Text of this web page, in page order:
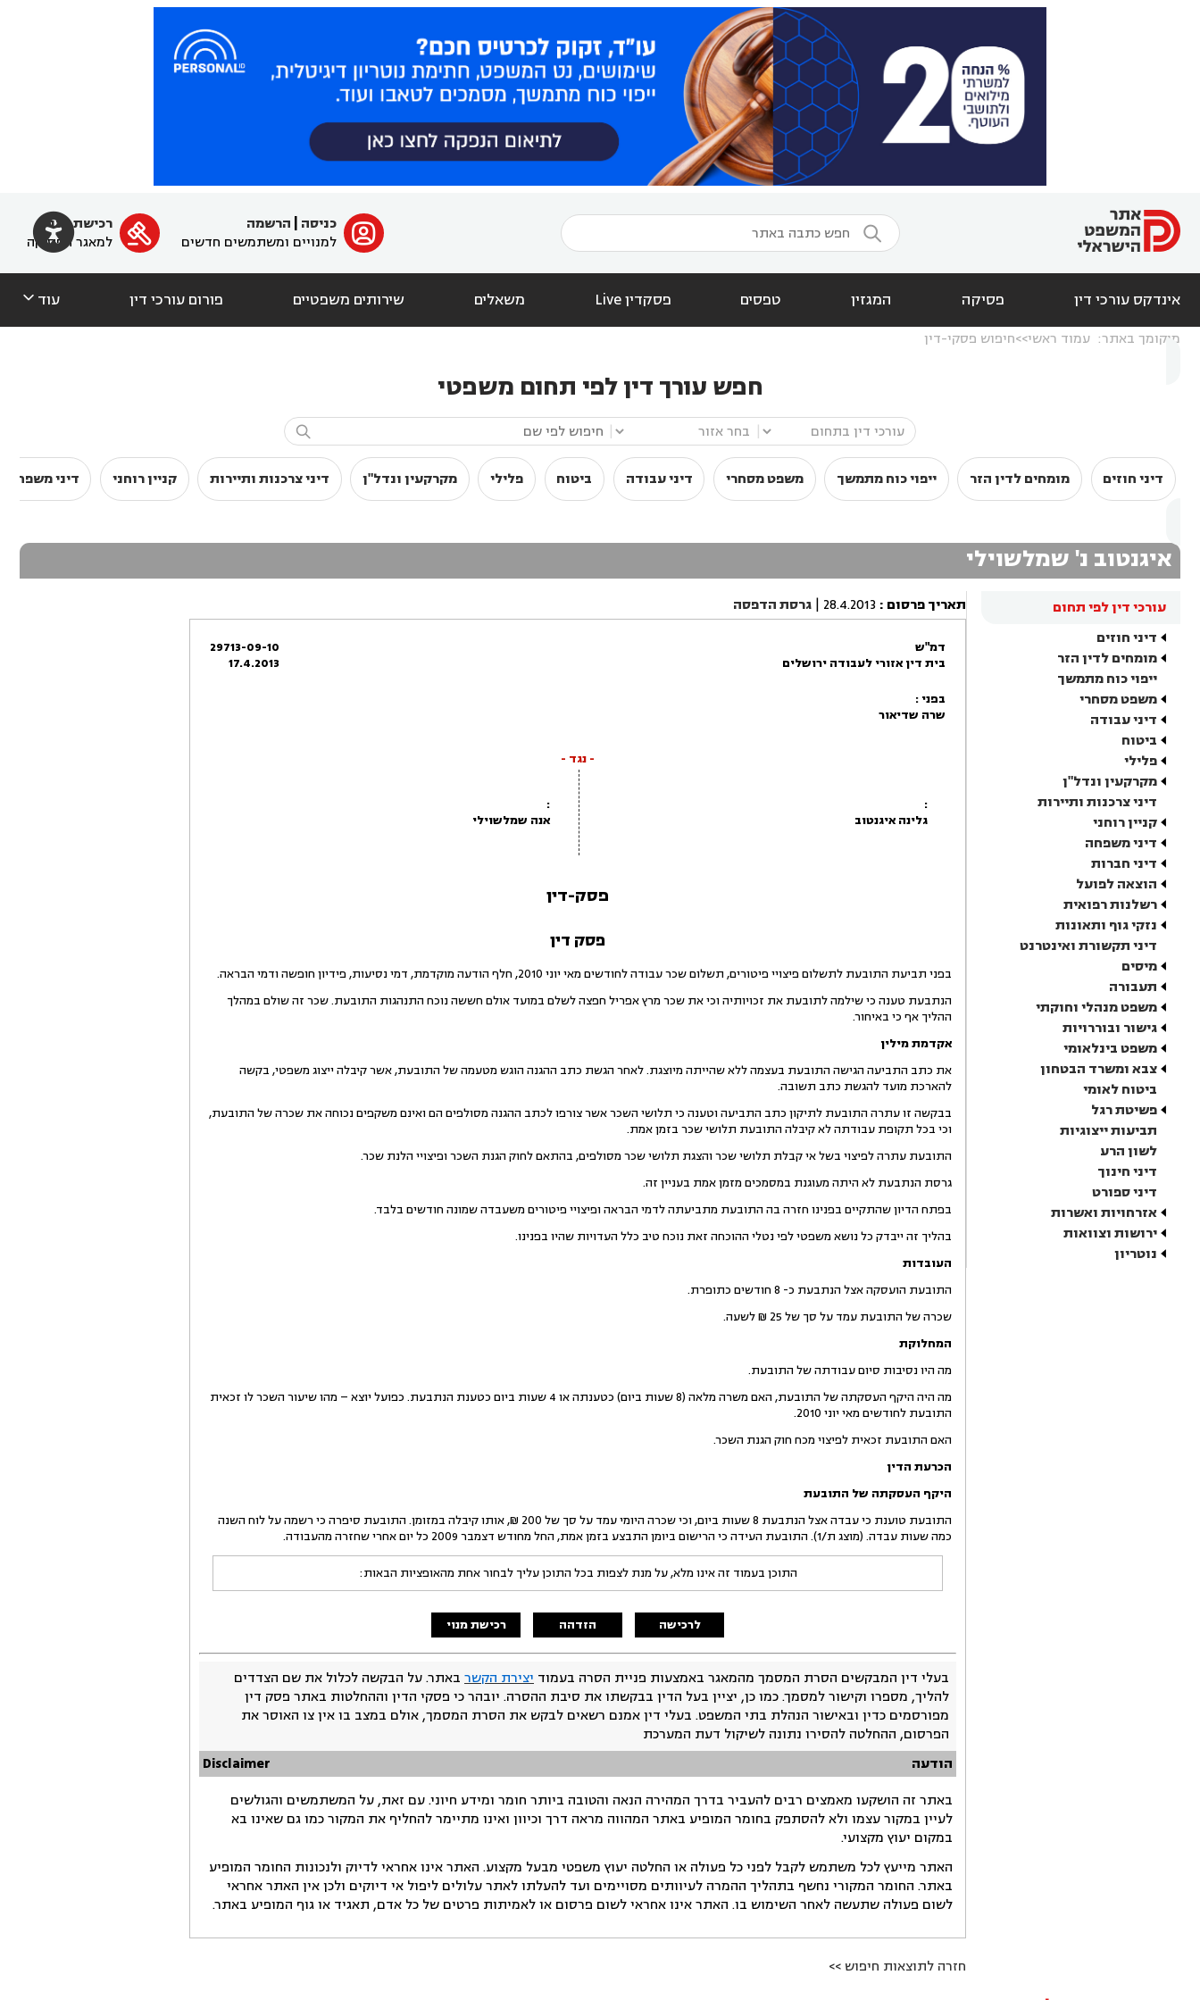
  ﱐ כניסה
הרשמה
למנויים ומשתמשים חדשים

רכישת מנוי
למאגר הפסיקה
אינדקס עורכי דין פסיקה המגזין טפסים פסקדין Live משאלים שירותים משפטיים פורום עורכי דין עוד 
מיקומך באתר: עמוד ראשי חיפוש פסקי-דין
חפש עורך דין לפי תחום משפטי

דיני חוזים מומחים לדין הזר ייפוי כוח מתמשך משפט מסחרי דיני עבודה ביטוח פלילי מקרקעין ונדל"ן דיני צרכנות ותיירות קניין רוחני דיני משפחה
איגנטוב נ' שמלשוילי
עורכי דין לפי תחום
דיני חוזים
מומחים לדין הזר
ייפוי כוח מתמשך
משפט מסחרי
דיני עבודה
ביטוח
פלילי
מקרקעין ונדל"ן
דיני צרכנות ותיירות
קניין רוחני
דיני משפחה
דיני חברות
הוצאה לפועל
רשלנות רפואית
נזקי גוף ותאונות
דיני תקשורת ואינטרנט
מיסים
תעבורה
משפט מנהלי וחוקתי
גישור ובוררויות
משפט בינלאומי
צבא ומשרד הבטחון
ביטוח לאומי
פשיטת רגל
תביעות ייצוגיות
לשון הרע
דיני חינוך
דיני ספורט
אזרחויות ואשרות
ירושות וצוואות
נוטריון
תאריך פרסום :
28.4.2013
| גרסת הדפסה
דמ"ש
בית דין אזורי לעבודה ירושלים
29713-09-10
17.4.2013
בפני :
שרה שדיאור
- נגד -
:
גלינה איגנטוב
:
אנה שמלשוילי
פסק-דין
פסק דין
בפני תביעת התובעת לתשלום פיצויי פיטורים, תשלום שכר עבודה לחודשים מאי יוני 2010, חלף הודעה מוקדמת, דמי נסיעות, פידיון חופשה ודמי הבראה.
הנתבעת טענה כי שילמה לתובעת את זכויותיה וכי את שכר מרץ אפריל חפצה לשלם במועד אולם חששה נוכח התנהגות התובעת. שכר זה שולם במהלך
ההליך אף כי באיחור.
אקדמת מילין
את כתב התביעה הגישה התובעת בעצמה ללא שהייתה מיוצגת. לאחר הגשת כתב ההגנה הוגש מטעמה של התובעת, אשר קיבלה ייצוג משפטי, בקשה
להארכת מועד להגשת כתב תשובה.
בבקשה זו עתרה התובעת לתיקון כתב התביעה וטענה כי תלושי השכר אשר צורפו לכתב ההגנה מסולפים הם ואינם משקפים נכוחה את שכרה של התובעת,
וכי בכל תקופת עבודתה לא קיבלה התובעת תלושי שכר בזמן אמת.
התובעת עתרה לפיצוי בשל אי קבלת תלושי שכר והצגת תלושי שכר מסולפים, בהתאם לחוק הגנת השכר ופיצויי הלנת שכר.
גרסת הנתבעת לא היתה מעוגנת במסמכים מזמן אמת בעניין זה.
בפתח הדיון שהתקיים בפנינו חזרה בה התובעת מתביעתה לדמי הבראה ופיצויי פיטורים משעבדה שמונה חודשים בלבד.
בהליך זה ייבדק כל נושא משפטי לפי נטלי ההוכחה זאת נוכח טיב כלל העדויות שהיו בפנינו.
העובדות
התובעת הועסקה אצל הנתבעת כ- 8 חודשים כתופרת.
שכרה של התובעת עמד על סך של 25 ₪ לשעה.
המחלוקת
מה היו נסיבות סיום עבודתה של התובעת.
מה היה היקף העסקתה של התובעת, האם משרה מלאה (8 שעות ביום) כטענתה או 4 שעות ביום כטענת הנתבעת. כפועל יוצא – מהו שיעור השכר לו זכאית
התובעת לחודשים מאי יוני 2010.
האם התובעת זכאית לפיצוי מכח חוק הגנת השכר.
הכרעת הדין
היקף העסקתה של התובעת
התובעת טוענת כי עבדה אצל הנתבעת 8 שעות ביום, וכי שכרה היומי עמד על סך של 200 ₪, אותו קיבלה במזומן. התובעת סיפרה כי רשמה על לוח השנה
כמה שעות עבדה. (מוצג ת/1). התובעת העידה כי הרישום ביומן התבצע בזמן אמת, החל מחודש דצמבר 2009 כל יום אחרי שחזרה מהעבודה.
התוכן בעמוד זה אינו מלא, על מנת לצפות בכל התוכן עליך לבחור אחת מהאופציות הבאות:
לרכישה הזדהה רכישת מנוי
בעלי דין המבקשים הסרת המסמך מהמאגר באמצעות פניית הסרה בעמוד יצירת הקשר באתר. על הבקשה לכלול את שם הצדדים
להליך, מספרו וקישור למסמך. כמו כן, יציין בעל הדין בבקשתו את סיבת ההסרה. יובהר כי פסקי הדין וההחלטות באתר פסק דין
מפורסמים כדין ובאישור הנהלת בתי המשפט. בעלי דין אמנם רשאים לבקש את הסרת המסמך, אולם במצב בו אין צו האוסר את
הפרסום, ההחלטה להסירו נתונה לשיקול דעת המערכת
הודעה
Disclaimer
באתר זה הושקעו מאמצים רבים להעביר בדרך המהירה הנאה והטובה ביותר חומר ומידע חיוני. עם זאת, על המשתמשים והגולשים
לעיין במקור עצמו ולא להסתפק בחומר המופיע באתר המהווה מראה דרך וכיוון ואינו מתיימר להחליף את המקור כמו גם שאינו בא
במקום יעוץ מקצועי.
האתר מייעץ לכל משתמש לקבל לפני כל פעולה או החלטה יעוץ משפטי מבעל מקצוע. האתר אינו אחראי לדיוק ולנכונות החומר המופיע
באתר. החומר המקורי נחשף בתהליך ההמרה לעיוותים מסויימים ועד להעלתו לאתר עלולים ליפול אי דיוקים ולכן אין האתר אחראי
לשום פעולה שתעשה לאחר השימוש בו. האתר אינו אחראי לשום פרסום או לאמיתות פרטים של כל אדם, תאגיד או גוף המופיע באתר.
חזרה לתוצאות חיפוש >>